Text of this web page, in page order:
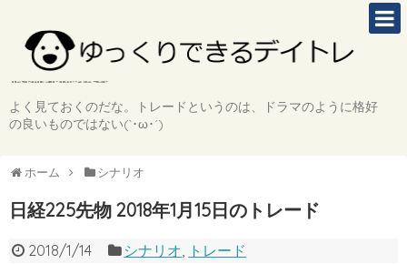
よく見ておくのだな。トレードというのは、ドラマのように格好
の良いものではない(`･ω･´)
ホーム シナリオ
日経225先物 2018年1月15日のトレード
2018/1/14 シナリオ トレード